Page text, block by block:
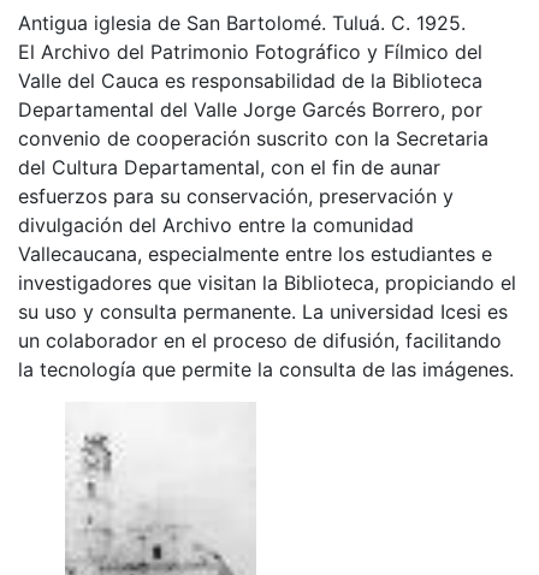
Antigua iglesia de San Bartolomé. Tuluá. C. 1925.
El Archivo del Patrimonio Fotográfico y Fílmico del
Valle del Cauca es responsabilidad de la Biblioteca
Departamental del Valle Jorge Garcés Borrero, por
convenio de cooperación suscrito con la Secretaria
del Cultura Departamental, con el fin de aunar
esfuerzos para su conservación, preservación y
divulgación del Archivo entre la comunidad
Vallecaucana, especialmente entre los estudiantes e
investigadores que visitan la Biblioteca, propiciando el
su uso y consulta permanente. La universidad Icesi es
un colaborador en el proceso de difusión, facilitando
la tecnología que permite la consulta de las imágenes.